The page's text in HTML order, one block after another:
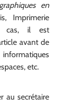
en
Imprimerie
cas, il est
avant de
etc.
au secrétaire